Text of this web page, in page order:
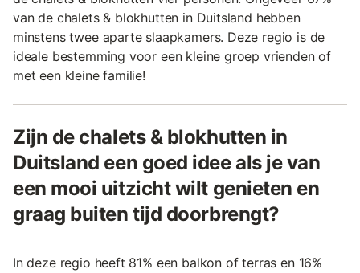
van de chalets & blokhutten in Duitsland hebben
minstens twee aparte slaapkamers. Deze regio is de
ideale bestemming voor een kleine groep vrienden of
met een kleine familie!
Zijn de chalets & blokhutten in
Duitsland een goed idee als je van
een mooi uitzicht wilt genieten en
graag buiten tijd doorbrengt?
In deze regio heeft 81% een balkon of terras en 16%